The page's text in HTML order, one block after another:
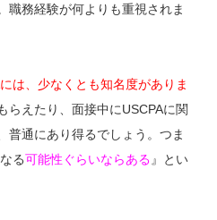
職務経験が何よりも重視されま
は、少なくとも知名度がありま
らえたり、面接中にUSCPAに関
普通にあり得るでしょう。つま
る可能性ぐらいならある 』とい